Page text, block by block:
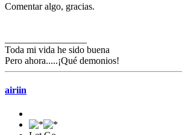
Comentar algo, gracias.
Toda mi vida he sido buena
Pero ahora.....¡Qué demonios!
airiin